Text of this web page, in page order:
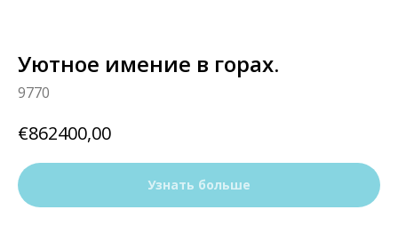
Уютное имение в горах.
9770
€862400,00
Узнать больше